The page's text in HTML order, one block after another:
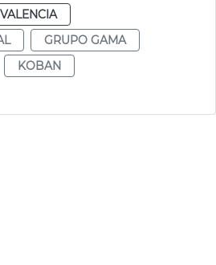
VALENCIA
GRUPO GAMA
KOBAN